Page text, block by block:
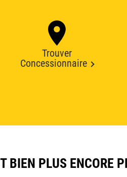
Trouver
Concessionnaire
BIEN PLUS ENCORE